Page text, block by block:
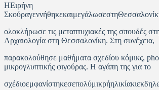
ΗΕιρήνη
ολοκλήρωσε τις μεταπτυχιακές της σπουδές
Αρχαιολογία στη Θεσσαλονίκη. Στη συνέχεια,
παρακολούθησε μαθήματα σχεδίου κόμικς,
μικρογλυπτικής φιγούρας. Η αγάπη της για το